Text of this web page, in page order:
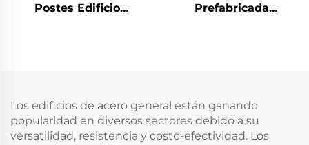
Postes Edificio
Prefabricada
Edificio de Acero
Los edificios de acero general están ganando
popularidad en diversos sectores debido a su
versatilidad, resistencia y costo-efectividad. Los